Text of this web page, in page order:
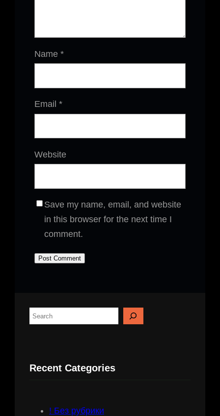
Name *
Email *
Website
Save my name, email, and website
in this browser for the next time I
comment.
S
cRecent Categories
! Без рубрики